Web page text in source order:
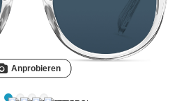
Anprobieren